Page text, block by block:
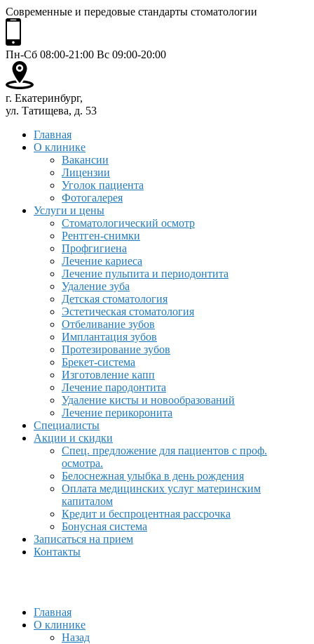
Современные и передовые стандарты стоматологии
Пн-Сб 08:00-21:00 Вс 09:00-20:00
г. Екатеринбург,
ул. Татищева, д. 53
Главная
О клинике
Вакансии
Лицензии
Уголок пациента
Фотогалерея
Услуги и цены
Стоматологический осмотр
Рентген-снимки
Профгигиена
Лечение кариеса
Лечение пульпита и периодонтита
Удаление зуба
Детская стоматология
Эстетическая стоматология
Отбеливание зубов
Имплантация зубов
Протезирование зубов
Брекет-система
Изготовление капп
Лечение пародонтита
Удаление кисты и новообразований
Лечение перикоронита
Специалисты
Акции и скидки
Спец. предложение для пациентов с проф.
осмотра.
Белоснежная улыбка в день рождения
Оплата медицинских услуг материнским
капиталом
Кредит и беспроцентная рассрочка
Бонусная система
Записаться на прием
Контакты
Главная
О клинике
Назад